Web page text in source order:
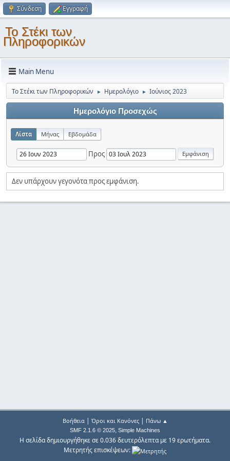
Σύνδεση Εγγραφή
Το Στέκι των
Πληροφορικών
Main Menu
Το Στέκι των Πληροφορικών ► Ημερολόγιο ► Ιούνιος 2023
Ημερολόγιο Προσεχώς
Λίστα Μήνας Εβδομάδα
Προς
Δεν υπάρχουν γεγονότα προς εμφάνιση.
Βοήθεια| Όροι και Κανόνες| Πάνω ▲
SMF 2.1.6 © 2025, Simple Machines
Η σελίδα δημιουργήθηκε σε 0.036 δευτερόλεπτα με 19 ερωτήματα.
Μετρητής επισκέψεων: